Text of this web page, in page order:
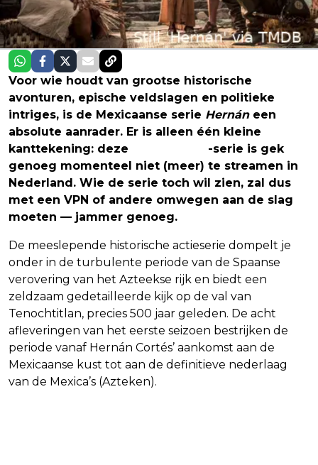
Voor wie houdt van grootse historische
avonturen, epische veldslagen en politieke
intriges, is de Mexicaanse serie Hernáneen
absolute aanrader. Er is alleen één kleine
kanttekening: deze
-serie is gek
genoeg momenteel niet (meer) te streamen in
Nederland. Wie de serie toch wil zien, zal dus
met een VPN of andere omwegen aan de slag
moeten — jammer genoeg.
De meeslepende historische actieserie dompelt je
onder in de turbulente periode van de Spaanse
verovering van het Azteekse rijk en biedt een
zeldzaam gedetailleerde kijk op de val van
Tenochtitlan, precies 500 jaar geleden. De acht
afleveringen van het eerste seizoen bestrijken de
periode vanaf Hernán Cortés’ aankomst aan de
Mexicaanse kust tot aan de definitieve nederlaag
van de Mexica’s (Azteken).